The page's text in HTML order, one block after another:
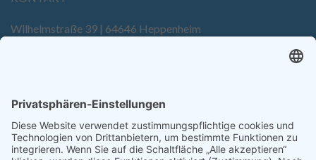
Wilhelmstraße 39 | 64646 Heppenheim
SERVICE